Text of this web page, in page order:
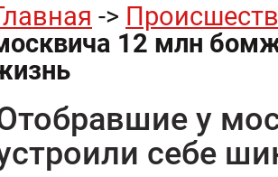
->
12 млн
у
себе